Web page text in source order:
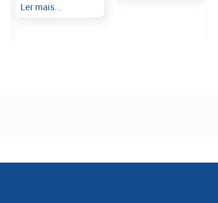
Ler mais...